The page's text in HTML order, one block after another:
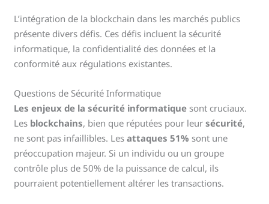
L’intégration de la blockchain dans les marchés publics
présente divers défis. Ces défis incluent la sécurité
informatique, la confidentialité des données et la
conformité aux régulations existantes.
Questions de Sécurité Informatique
Les enjeux de la sécurité informatique sont cruciaux.
Les blockchains, bien que réputées pour leursécurité,
ne sont pas infaillibles. Lesattaques 51% sont une
préoccupation majeur. Si un individu ou un groupe
contrôle plus de 50% de la puissance de calcul, ils
pourraient potentiellement altérer les transactions.